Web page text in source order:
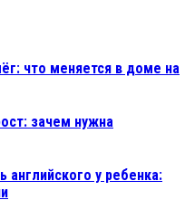
что меняется в доме на
зачем нужна
английского у ребенка: